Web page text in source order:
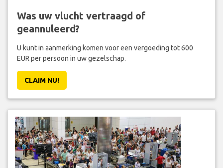
Was uw vlucht vertraagd of
geannuleerd?
U kunt in aanmerking komen voor een vergoeding tot 600
EUR per persoon in uw gezelschap.
CLAIM NU!